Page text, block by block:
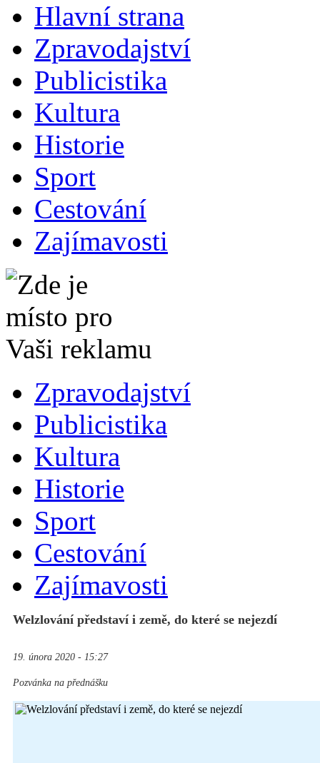
Hlavní strana
Zpravodajství
Publicistika
Kultura
Historie
Sport
Cestování
Zajímavosti
Zpravodajství
Publicistika
Kultura
Historie
Sport
Cestování
Zajímavosti
Welzlování představí i země, do které se nejezdí
19. února 2020 - 15:27
Pozvánka na přednášku